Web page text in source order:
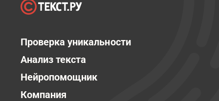
Проверка уникальности
Анализ текста
Нейропомощник
Компания